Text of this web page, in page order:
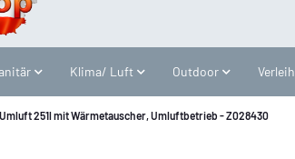
Klima/ Luft Outdoor Verleih
251l mit Wärmetauscher, Umluftbetrieb - Z028430